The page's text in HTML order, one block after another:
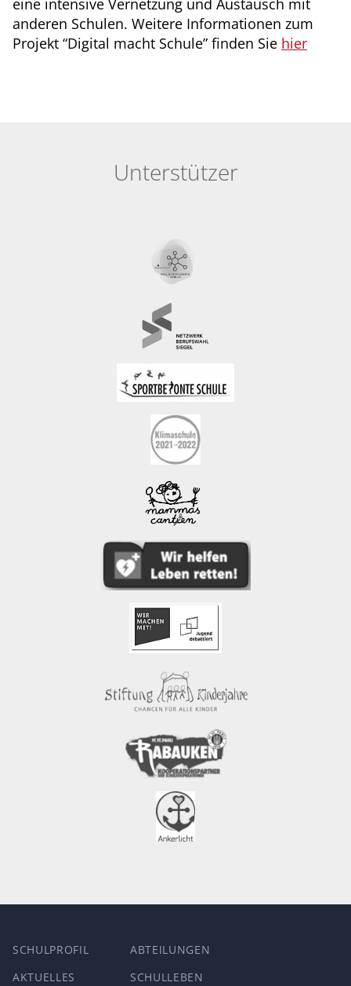
eine intensive Vernetzung und Austausch mit
anderen Schulen. Weitere Informationen zum
Projekt “Digital macht Schule” finden Sie hier
Unterstützer
SCHULPROFIL
ABTEILUNGEN
AKTUELLES
SCHULLEBEN